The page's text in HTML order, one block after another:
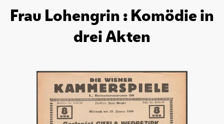
Frau Lohengrin : Komödie in
drei Akten